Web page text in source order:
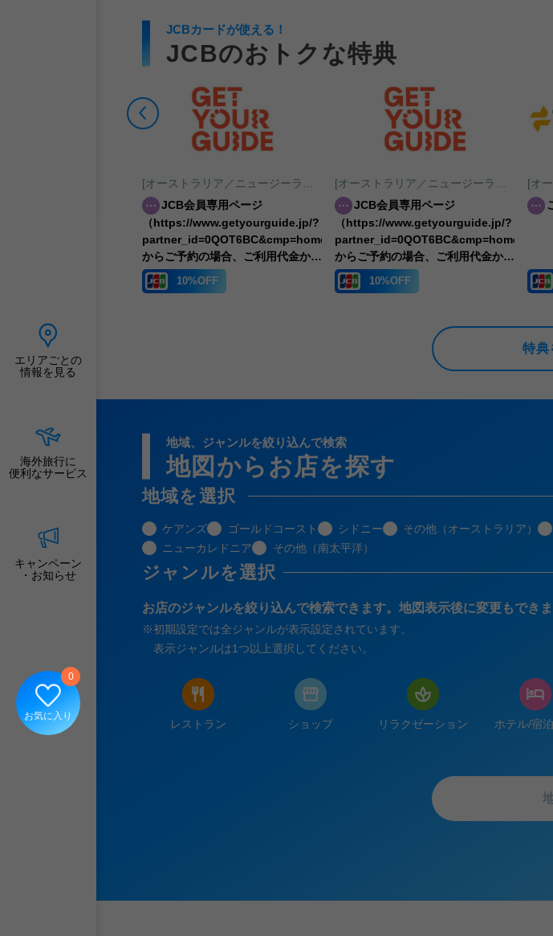
エリアごとの
情報を見る
海外旅行に
便利なサービス
キャンペーン
・お知らせ
お気に入り
0
JCBカードが使える！
JCBのおトクな特典
JCB会員専用ページ
（https://www.getyourguide.jp/?
partner_id=0QOT6BC&cmp=homepage）
からご予約の場合、ご利用代金から
10%引き。
10%OFF
JCB会員専用ページ
（https://www.getyourguide.jp/?
partner_id=0QOT6BC&cmp=homepage）
からご予約の場合、ご利用代金から
10%引き。
10%OFF
特典
地域、ジャンルを絞り込んで検索
地図からお店を探す
地域を選択
ケアンズ ゴールドコースト シドニー その他（オーストラリア）
ニューカレドニア
その他（南太平洋）
ジャンルを選択
お店のジャンルを絞り込んで検索できます。地図表示後に変更もできま
※初期設定では全ジャンルが表示設定されています。
表示ジャンルは1つ以上選択してください。
レストラン ショップ リラクゼーション ホテル/宿